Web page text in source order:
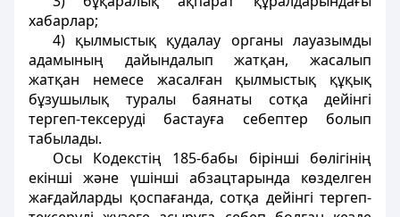
хабарлар;
4) қылмыстық қудалау органы лауазымды
адамының дайындалып жатқан, жасалып
жатқан немесе жасалған қылмыстық құқық
бұзушылық туралы баянаты сотқа дейінгі
тергеп-тексеруді бастауға себептер болып
табылады.
Осы Кодекстің 185-бабы бірінші бөлігінің
екінші және үшінші абзацтарында көзделген
жағдайларды қоспағанда, сотқа дейінгі тергеп-